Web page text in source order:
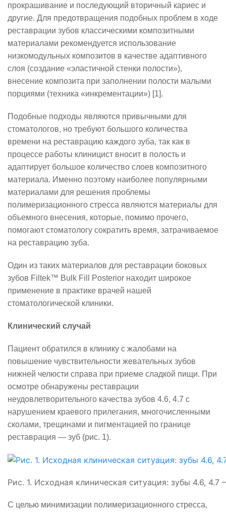
прокрашивание и последующий вторичный кариес и
другие. Для предотвращения подобных проблем в ходе
реставрации зубов классическими композитными
материалами рекомендуется использование
низкомодульных композитов в качестве адаптивного
слоя (создание «эластичной стенки полости»),
внесение композита при заполнении полости малыми
порциями (техника «инкрементации») [1].
Подобные подходы являются привычными для
стоматологов, но требуют большого количества
времени на реставрацию каждого зуба, так как в
процессе работы клиницист вносит в полость и
адаптирует большое количество слоев композитного
материала. Именно поэтому наиболее популярными
материалами для решения проблемы
полимеризационного стресса являются материалы для
объемного внесения, которые, помимо прочего,
помогают стоматологу сократить время, затрачиваемое
на реставрацию зуба.
Один из таких материалов для реставрации боковых
зубов Filtek™ Bulk Fill Posterior находит широкое
применение в практике врачей нашей
стоматологической клиники.
Клинический случай
Пациент обратился в клинику с жалобами на
повышение чувствительности жевательных зубов
нижней челюсти справа при приеме сладкой пищи. При
осмотре обнаружены реставрации
неудовлетворительного качества зубов 4.6, 4.7 с
нарушением краевого прилегания, многочисленными
сколами, трещинами и пигментацией по границе
реставрация — зуб (рис. 1).
Рис. 1. Исходная клиническая ситуация: зубы 4.6,
С целью минимизации полимеризационного стресса,